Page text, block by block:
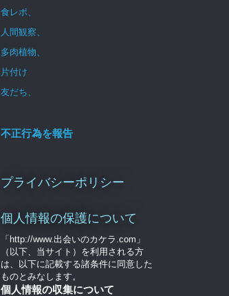
食レポ、
人間観察、
多肉植物、
片付け
友だち、
不正行為を報告
プライバシーポリシー
個人情報の保護について
「http://www.出会いのカケラ.com」
（以下、当サイト）を利用される方
は、以下に記載する諸条件に同意した
ものとみなします。
個人情報の収集について